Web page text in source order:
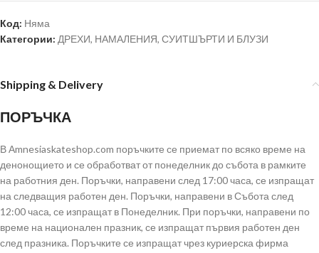
Код: Няма
Категории: ДРЕХИ, НАМАЛЕНИЯ, СУИТШЪРТИ И БЛУЗИ
Shipping & Delivery
ПОРЪЧКА
В Аmnesiaskateshop.com поръчките се приемат по всяко време на
денонощието и се обработват от понеделник до събота в рамките
на работния ден. Поръчки, направени след 17:00 часа, се изпращат
на следващия работен ден. Поръчки, направени в Събота след
12:00 часа, се изпращат в Понеделник. При поръчки, направени по
време на национален празник, се изпращат първия работен ден
след празника. Поръчките се изпращат чрез куриерска фирма